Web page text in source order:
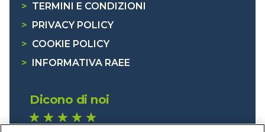
> TERMINI E CONDIZIONI
>
PRIVACY POLICY
> COOKIE POLICY
>
INFORMATIVA RAEE
Dicono di noi